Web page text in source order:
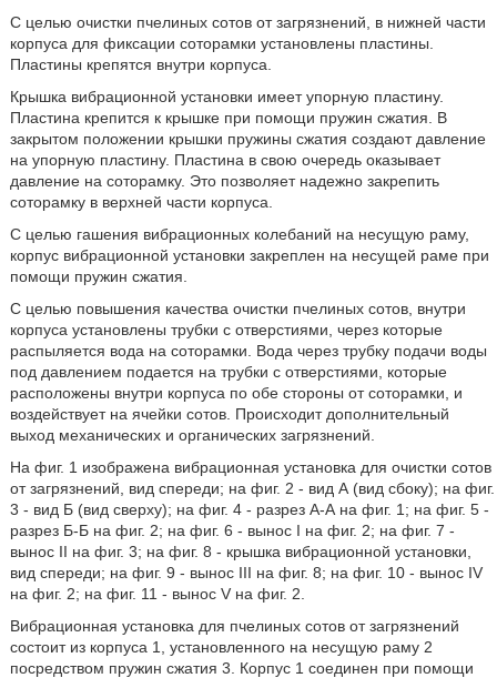
С целью очистки пчелиных сотов от загрязнений, в нижней части
корпуса для фиксации соторамки установлены пластины.
Пластины крепятся внутри корпуса.
Крышка вибрационной установки имеет упорную пластину.
Пластина крепится к крышке при помощи пружин сжатия. В
закрытом положении крышки пружины сжатия создают давление
на упорную пластину. Пластина в свою очередь оказывает
давление на соторамку. Это позволяет надежно закрепить
соторамку в верхней части корпуса.
С целью гашения вибрационных колебаний на несущую раму,
корпус вибрационной установки закреплен на несущей раме при
помощи пружин сжатия.
С целью повышения качества очистки пчелиных сотов, внутри
корпуса установлены трубки с отверстиями, через которые
распыляется вода на соторамки. Вода через трубку подачи воды
под давлением подается на трубки с отверстиями, которые
расположены внутри корпуса по обе стороны от соторамки, и
воздействует на ячейки сотов. Происходит дополнительный
выход механических и органических загрязнений.
На фиг. 1 изображена вибрационная установка для очистки сотов
от загрязнений, вид спереди; на фиг. 2 - вид А (вид сбоку); на фиг.
3 - вид Б (вид сверху); на фиг. 4 - разрез А-А на фиг. 1; на фиг. 5 -
разрез Б-Б на фиг. 2; на фиг. 6 - вынос I на фиг. 2; на фиг. 7 -
вынос II на фиг. 3; на фиг. 8 - крышка вибрационной установки,
вид спереди; на фиг. 9 - вынос III на фиг. 8; на фиг. 10 - вынос IV
на фиг. 2; на фиг. 11 - вынос V на фиг. 2.
Вибрационная установка для пчелиных сотов от загрязнений
состоит из корпуса 1, установленного на несущую раму 2
посредством пружин сжатия 3. Корпус 1 соединен при помощи